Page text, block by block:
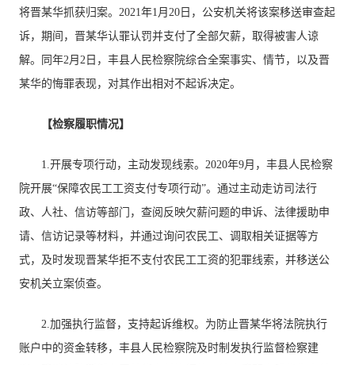
将晋某华抓获归案。2021年1月20日，公安机关将该案移送审查起
诉，期间，晋某华认罪认罚并支付了全部欠薪，取得被害人谅
解。同年2月2日，丰县人民检察院综合全案事实、情节，以及晋
某华的悔罪表现，对其作出相对不起诉决定。
【检察履职情况】
1.开展专项行动，主动发现线索。2020年9月，丰县人民检察
院开展“保障农民工工资支付专项行动”。通过主动走访司法行
政、人社、信访等部门，查阅反映欠薪问题的申诉、法律援助申
请、信访记录等材料，并通过询问农民工、调取相关证据等方
式，及时发现晋某华拒不支付农民工工资的犯罪线索，并移送公
安机关立案侦查。
2.加强执行监督，支持起诉维权。为防止晋某华将法院执行
账户中的资金转移，丰县人民检察院及时制发执行监督检察建